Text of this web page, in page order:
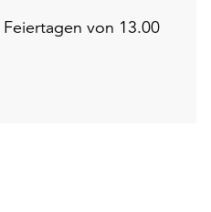
von 13.00